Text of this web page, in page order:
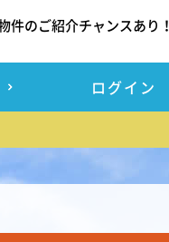
件のご紹介チャンスあり！
ログイン